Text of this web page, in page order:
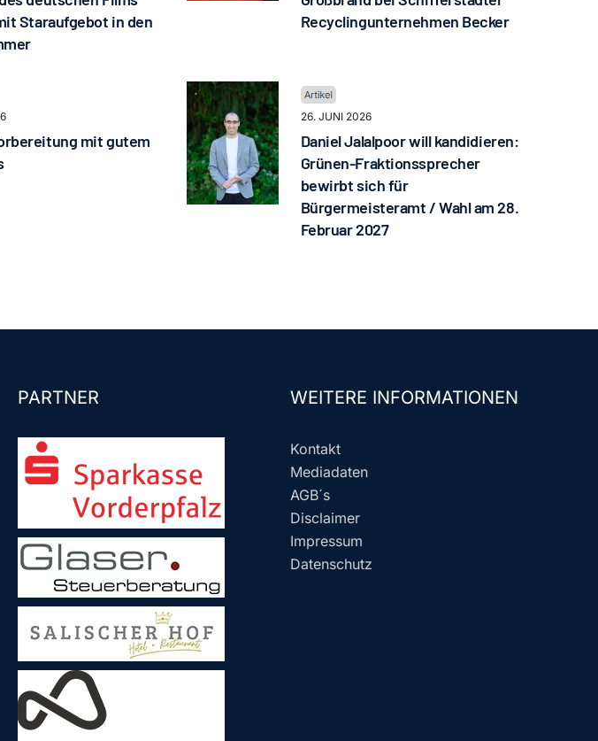
Staraufgebot in den
Recyclingunternehmen Becker
mit gutem
26. JUNI 2026
Daniel Jalalpoor will kandidieren:
Grünen-Fraktionssprecher
bewirbt sich für
Bürgermeisteramt / Wahl am 28.
Februar 2027
PARTNER WEITERE INFORMATIONEN
Kontakt
Mediadaten
AGB´s
Disclaimer
Impressum
Datenschutz